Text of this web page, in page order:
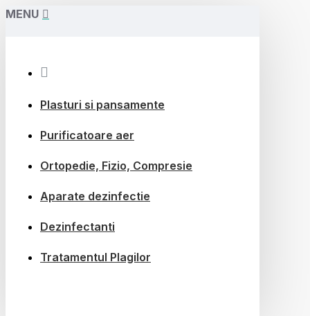
MENU
Plasturi si pansamente
Purificatoare aer
Ortopedie, Fizio, Compresie
Aparate dezinfectie
Dezinfectanti
Tratamentul Plagilor